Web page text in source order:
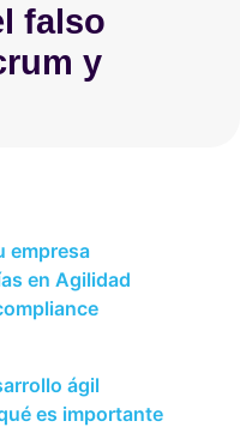
falso
y
empresa
en Agilidad
ágil
es importante